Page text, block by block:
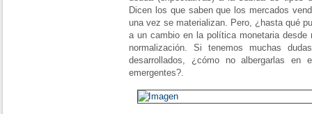
Dicen los que saben que los mercados
una vez se materializan. Pero, ¿hasta qué
a un cambio en la política monetaria
normalización. Si tenemos muchas
desarrollados, ¿cómo no albergarlas
emergentes?.